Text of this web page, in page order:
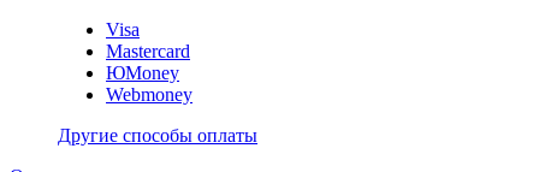
Visa
Mastercard
ЮMoney
Webmoney
Другие способы оплаты